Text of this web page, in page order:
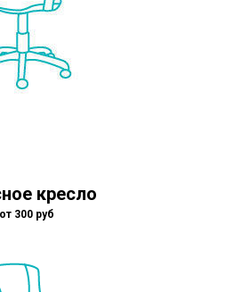
кресло
от 300 руб